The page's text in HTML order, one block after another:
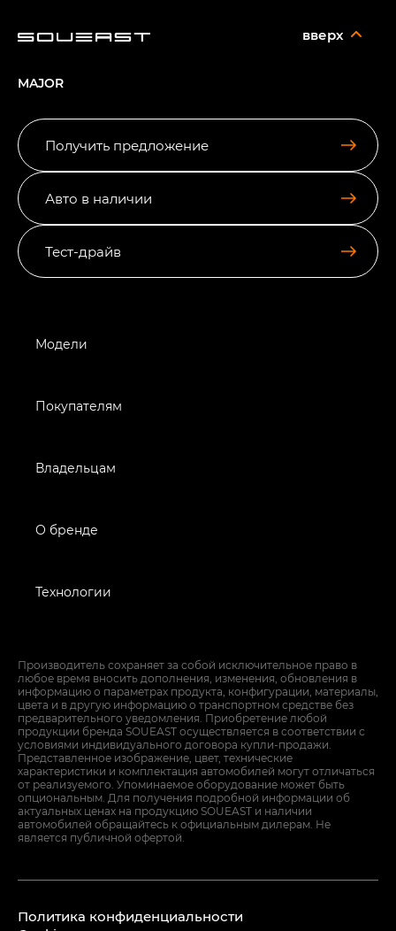
Получить предложение
Авто в наличии
Тест-драйв
вверх
MAJOR
Модели
Покупателям
Владельцам
О бренде
Технологии
Производитель сохраняет за собой исключительное право в
любое время вносить дополнения, изменения, обновления в
информацию о параметрах продукта, конфигурации, материалы,
цвета и в другую информацию о транспортном средстве без
предварительного уведомления. Приобретение любой
продукции бренда SOUEAST осуществляется в соответствии с
условиями индивидуального договора купли-продажи.
Представленное изображение, цвет, технические
характеристики и комплектация автомобилей могут отличаться
от реализуемого. Упоминаемое оборудование может быть
опциональным. Для получения подробной информации об
актуальных ценах на продукцию SOUEAST и наличии
автомобилей обращайтесь к официальным дилерам. Не
является публичной офертой.
Политика конфиденциальности